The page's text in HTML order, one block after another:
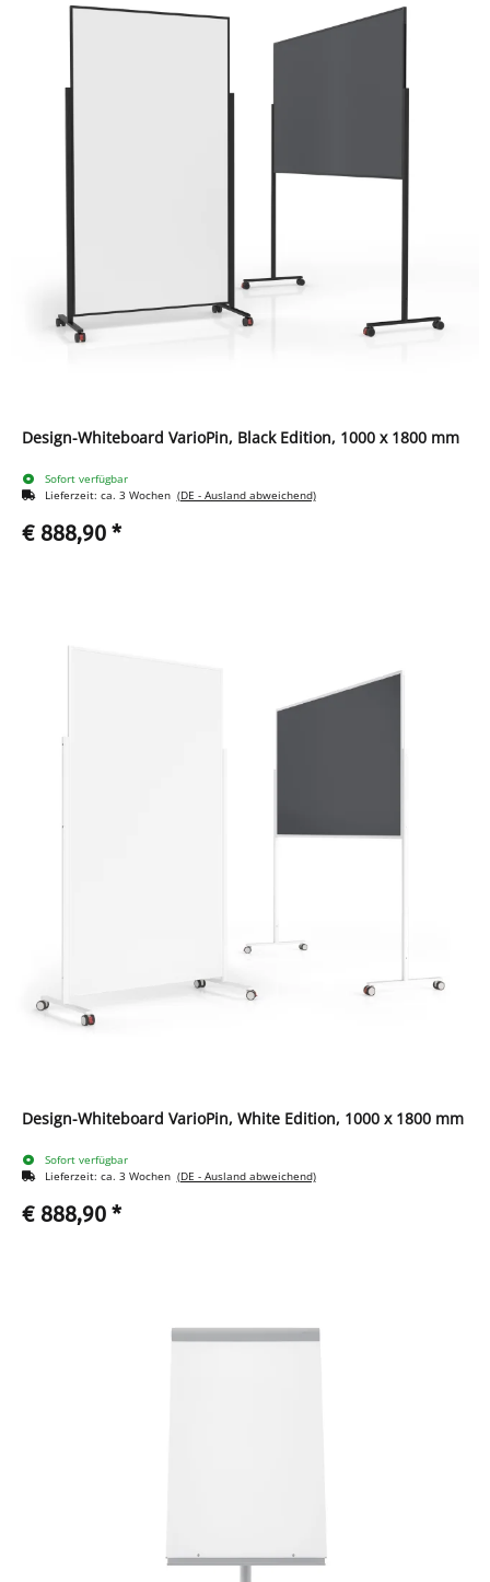
Design-Whiteboard VarioPin, Black Edition, 1000 x 1800 mm
Sofort verfügbar
Lieferzeit: ca. 3 Wochen (DE - Ausland abweichend)
€ 888,90 *
Design-Whiteboard VarioPin, White Edition, 1000 x 1800 mm
Sofort verfügbar
Lieferzeit: ca. 3 Wochen (DE - Ausland abweichend)
€ 888,90 *